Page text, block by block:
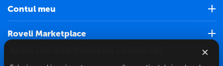
Contul meu
Roveli Marketplace
×